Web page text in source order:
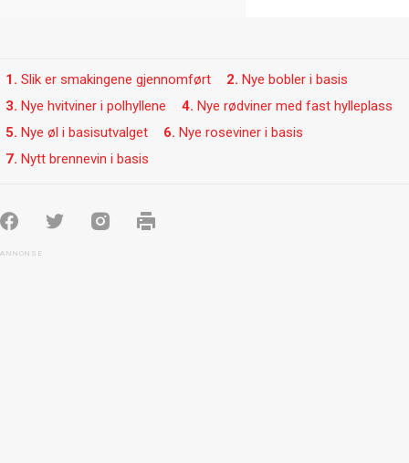
1. Slik er smakingene gjennomført 2. Nye bobler i basis
3. Nye hvitviner i polhyllene 4. Nye rødviner med fast hylleplass
5. Nye øl i basisutvalget 6. Nye roseviner i basis
7. Nytt brennevin i basis